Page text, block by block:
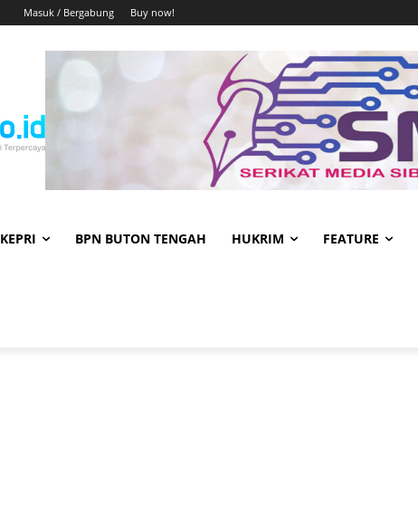
Masuk / Bergabung Buy now!
KEPRI BPN BUTON TENGAH HUKRIM FEATURE